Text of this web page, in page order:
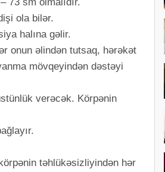
ola bilər.
halına gəlir.
onun əlindən tutsaq, hərəkət
mövqeyindən dəstəyi
verəcək. Körpənin
təhlükəsizliyindən hər